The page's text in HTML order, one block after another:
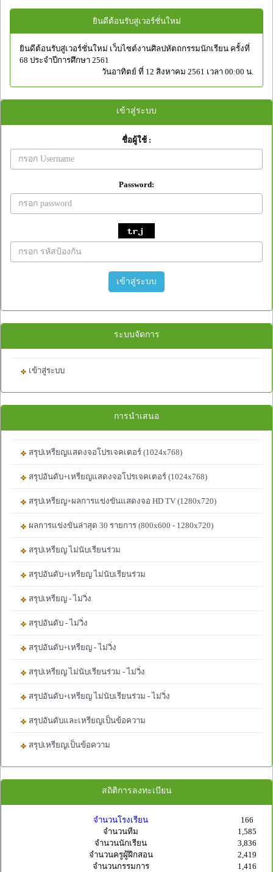
ยินดีต้อนรับสู่เวอร์ชั่นใหม่
ยินดีต้อนรับสู่เวอร์ชั่นใหม่ เว็บไซต์งานศิลปหัตถกรรมนักเรียน ครั้งที่
68 ประจำปีการศึกษา 2561
วันอาทิตย์ ที่ 12 สิงหาคม 2561 เวลา 00:00 น.
เข้าสู่ระบบ
ชื่อผู้ใช้ :
Password:
เข้าสู่ระบบ
ระบบจัดการ
เข้าสู่ระบบ
การนำเสนอ
สรุปเหรียญแสดงจอโปรเจคเตอร์ (1024x768)
สรุปอันดับ+เหรียญแสดงจอโปรเจคเตอร์ (1024x768)
สรุปเหรียญ+ผลการแข่งขันแสดงจอ HD TV (1280x720)
ผลการแข่งขันล่าสุด 30 รายการ (800x600 - 1280x720)
สรุปเหรียญ ไม่นับเรียนร่วม
สรุปอันดับ+เหรียญ ไม่นับเรียนร่วม
สรุปเหรียญ - ไม่วิ่ง
สรุปอันดับ - ไม่วิ่ง
สรุปอันดับ+เหรียญ - ไม่วิ่ง
สรุปเหรียญ ไม่นับเรียนร่วม - ไม่วิ่ง
สรุปอันดับ+เหรียญ ไม่นับเรียนร่วม - ไม่วิ่ง
สรุปอันดับและเหรียญเป็นข้อความ
สรุปเหรียญเป็นข้อความ
สถิติการลงทะเบียน
จำนวนโรงเรียน
166
จำนวนทีม
1,585
จำนวนนักเรียน
3,836
จำนวนครูผู้ฝึกสอน
2,419
จำนวนกรรมการ
1,416